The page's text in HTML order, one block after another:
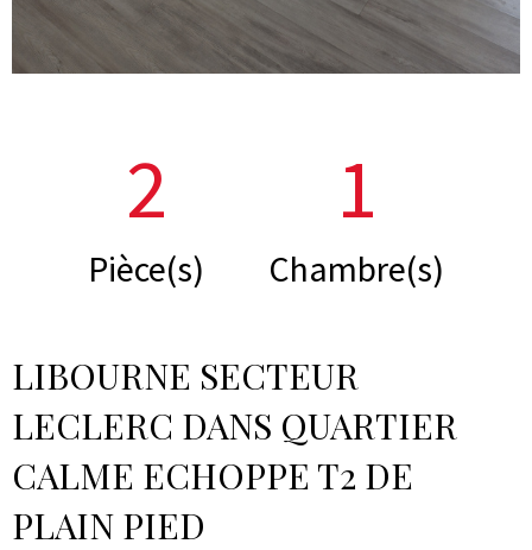
2
Pièce(s)
1
Chambre(s)
LIBOURNE SECTEUR
LECLERC DANS QUARTIER
CALME ECHOPPE T2 DE
PLAIN PIED